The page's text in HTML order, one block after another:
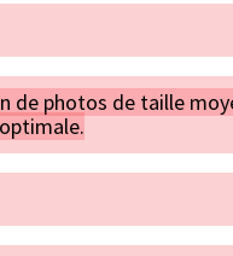
de photos de taille